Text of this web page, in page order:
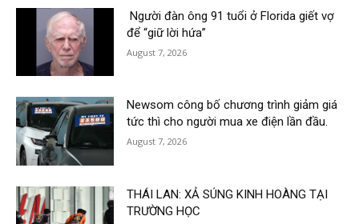
Người đàn ông 91 tuổi ở Florida giết vợ
để “giữ lời hứa”
August 7, 2026
Newsom công bố chương trình giảm giá
tức thì cho người mua xe điện lần đầu.
August 7, 2026
THÁI LAN: XẢ SÚNG KINH HOÀNG TẠI
TRƯỜNG HỌC